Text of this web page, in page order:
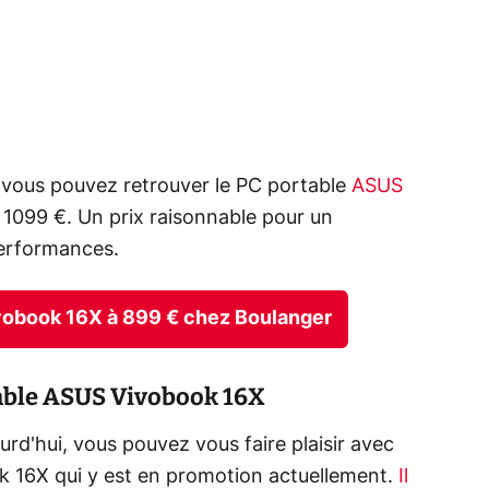
pouvez retrouver le PC portable ASUS
€. Un prix raisonnable pour un
16X à 899 € chez Boulanger
ASUS Vivobook 16X
vous pouvez vous faire plaisir avec
16X qui y est en promotion actuellement.